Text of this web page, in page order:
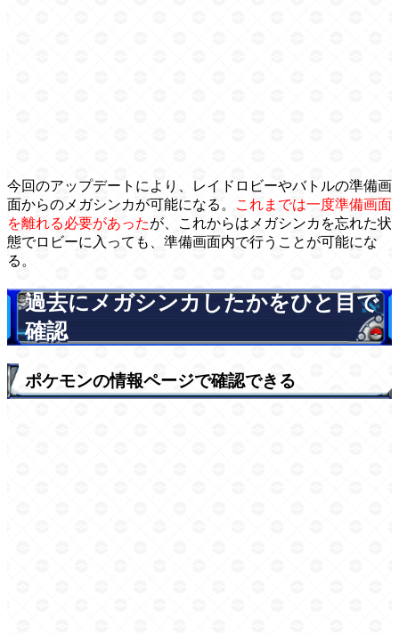
今回のアップデートにより、レイドロビーやバトルの準備画
面からのメガシンカが可能になる。
これまでは一度準備画面
を離れる必要があったが、これからはメガシンカを忘れた状
態でロビーに入っても、準備画面内で行うことが可能にな
る。
過去にメガシンカしたかをひと目で
確認
ポケモンの情報ページで確認できる